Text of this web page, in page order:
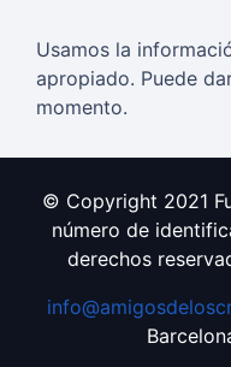
Usamos la
apropiado. Puede
momento.
© Copyright 2021
número de
derechos